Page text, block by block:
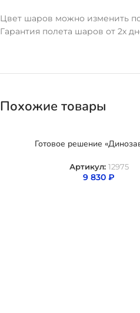
Цвет шаров можно изменить
Гарантия полета шаров от 2х
Похожие товары
Готовое решение
Артикул: 12975
9 830 ₽